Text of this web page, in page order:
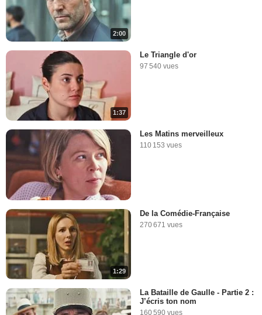
2:00
1:37
Le Triangle d'or
97 540 vues
Les Matins merveilleux
110 153 vues
1:29
De la Comédie-Française
270 671 vues
La Bataille de Gaulle - Partie 2 :
J’écris ton nom
160 590 vues